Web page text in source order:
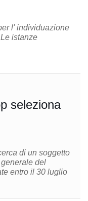
l' individuazione
seleziona
di un soggetto
del